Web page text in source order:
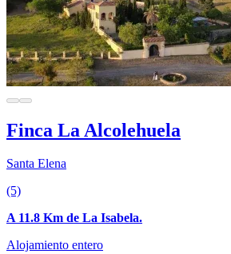
Finca La Alcolehuela
Santa Elena
(5)
A 11.8 Km de La Isabela.
Alojamiento entero